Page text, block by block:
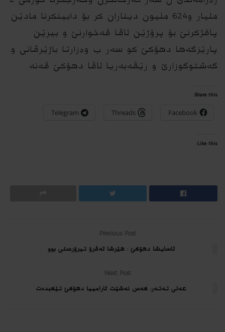
ملیار و624 ملیون دیناران كر بۆ دابینكرنا مادێن
پاقژكرنێ بۆ پرۆژێن ئاڤا ڤه‌خوارنێ و بیرێن
پارێزگه‌ها دهۆكێ كو سه‌ر ب وه‌زارتا باژێرڤانى و
گه‌شتوگوزارێ و رێڤه‌به‌ریا ئاڤا دهۆكێ ڤه‌نه.‌
Share this:
Facebook
Threads
Telegram
Like this:
Previous Post
ئاسایشا دهۆكێ : هێرشا ئه‌ڤرۆ تیرۆرستى بوو
Next Post
عه‌لى ته‌ته‌ر: كه‌س نه‌شێت ئارامییا دهۆكێ تێكبده‌ت